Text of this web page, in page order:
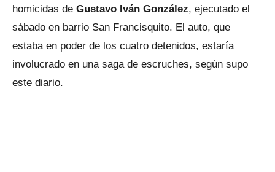
homicidas de Gustavo Iván González, ejecutado el
sábado en barrio San Francisquito. El auto, que
estaba en poder de los cuatro detenidos, estaría
involucrado en una saga de escruches, según supo
este diario.